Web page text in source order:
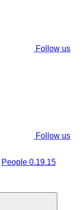
Follow us
Follow us
People 0.19.15